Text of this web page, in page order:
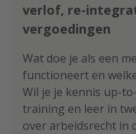
verlof, re-
vergoedingen
Wat doe je als een
functioneert en
Wil je je kennis up-
training en leer in
over arbeidsrecht in